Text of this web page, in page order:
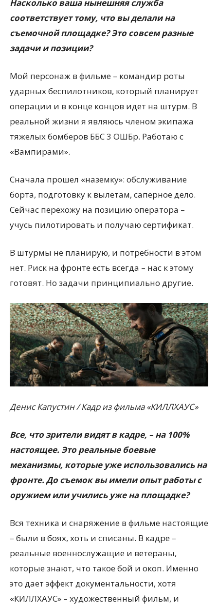
Насколько ваша нынешняя служба
соответствует тому, что вы делали на
съемочной площадке? Это совсем разные
задачи и позиции?
Мой персонаж в фильме – командир роты
ударных беспилотников, который планирует
операции и в конце концов идет на штурм. В
реальной жизни я являюсь членом экипажа
тяжелых бомберов ББС 3 ОШБр. Работаю с
«Вампирами».
Сначала прошел «наземку»: обслуживание
борта, подготовку к вылетам, саперное дело.
Сейчас перехожу на позицию оператора –
учусь пилотировать и получаю сертификат.
В штурмы не планирую, и потребности в этом
нет. Риск на фронте есть всегда – нас к этому
готовят. Но задачи принципиально другие.
Денис Капустин / Кадр из фильма «КИЛЛХАУС»
Все, что зрители видят в кадре, – на 100%
настоящее. Это реальные боевые
механизмы, которые уже использовались на
фронте. До съемок вы имели опыт работы с
оружием или учились уже на площадке?
Вся техника и снаряжение в фильме настоящие
– были в боях, хоть и списаны. В кадре –
реальные военнослужащие и ветераны,
которые знают, что такое бой и окоп. Именно
это дает эффект документальности, хотя
«КИЛЛХАУС» – художественный фильм, и